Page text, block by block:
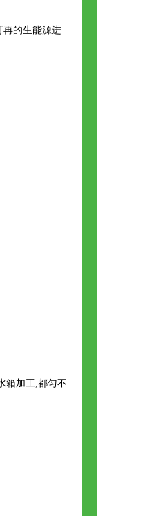
再的生能源进
箱加工,都匀不